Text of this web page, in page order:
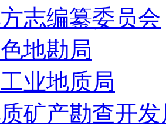
志编纂委员会
地勘局
业地质局
矿产勘查开发